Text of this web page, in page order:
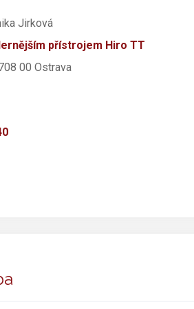
Jirková
přístrojem Hiro TT
00 Ostrava